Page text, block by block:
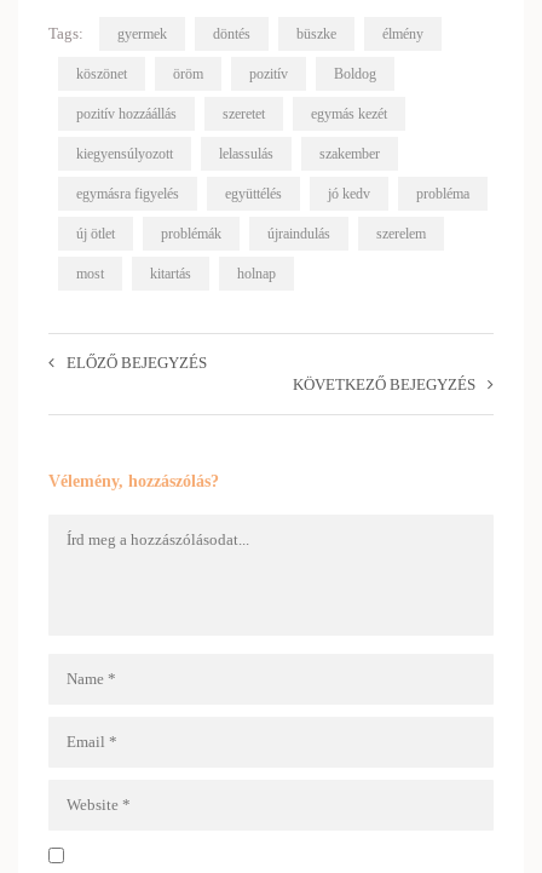
Tags: gyermek döntés büszke élmény
köszönet öröm pozitív Boldog
pozitív hozzáállás szeretet egymás kezét
kiegyensúlyozott lelassulás szakember
egymásra figyelés együttélés jó kedv probléma
új ötlet problémák újraindulás szerelem
most kitartás holnap
ELŐZŐ BEJEGYZÉS
KÖVETKEZŐ BEJEGYZÉS
Vélemény, hozzászólás?